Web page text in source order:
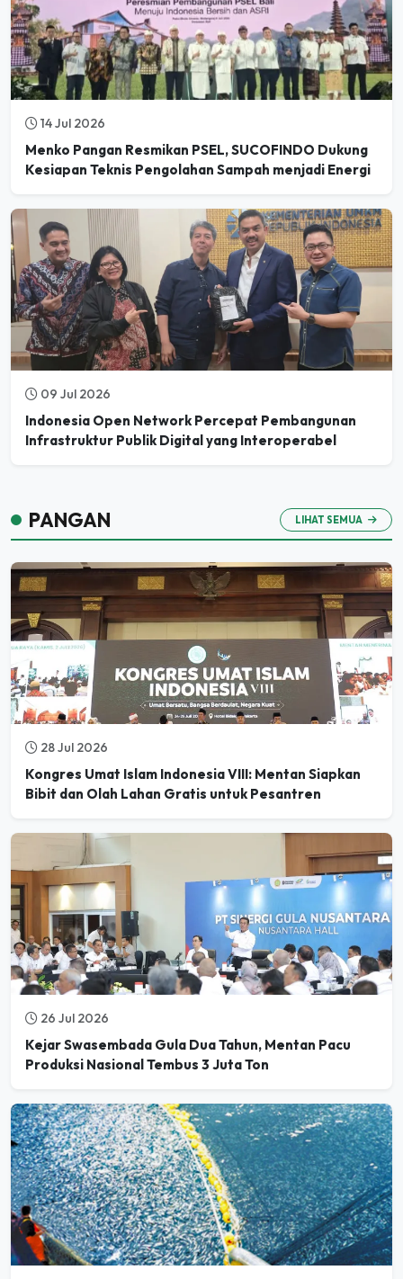
14 Jul 2026
Menko Pangan Resmikan PSEL, SUCOFINDO Dukung
Kesiapan Teknis Pengolahan Sampah menjadi Energi
09 Jul 2026
Indonesia Open Network Percepat Pembangunan
Infrastruktur Publik Digital yang Interoperabel
PANGAN LIHAT SEMUA
28 Jul 2026
Kongres Umat Islam Indonesia VIII: Mentan Siapkan
Bibit dan Olah Lahan Gratis untuk Pesantren
26 Jul 2026
Kejar Swasembada Gula Dua Tahun, Mentan Pacu
Produksi Nasional Tembus 3 Juta Ton